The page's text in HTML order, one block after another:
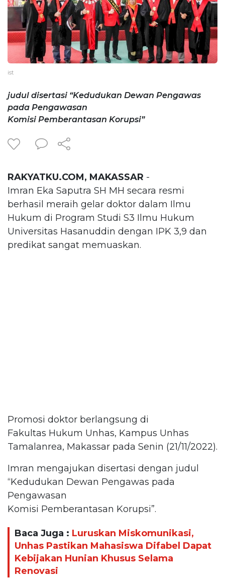
ist
judul disertasi “Kedudukan Dewan Pengawas
pada Pengawasan
Komisi Pemberantasan Korupsi”
RAKYATKU.COM, MAKASSAR -
Imran Eka Saputra SH MH secara resmi
berhasil meraih gelar doktor dalam Ilmu
Hukum di Program Studi S3 Ilmu Hukum
Universitas Hasanuddin dengan IPK 3,9 dan
predikat sangat memuaskan.
Promosi doktor berlangsung di
Fakultas Hukum Unhas, Kampus Unhas
Tamalanrea, Makassar pada Senin (21/11/2022).
Imran mengajukan disertasi dengan judul
“Kedudukan Dewan Pengawas pada
Pengawasan
Komisi Pemberantasan Korupsi”.
Baca Juga : Luruskan Miskomunikasi,
Unhas Pastikan Mahasiswa Difabel Dapat
Kebijakan Hunian Khusus Selama
Renovasi